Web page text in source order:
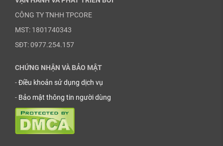
CÔNG TY TNHH TPCORE
MST: 1801740343
SĐT: 0977.254.157
CHỨNG NHẬN VÀ BẢO MẬT
-Điều khoản sử dụng dịch vụ
- Bảo mật thông tin người dùng